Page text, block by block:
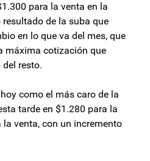
para la venta en la
de la suba que
en lo que va del mes, que
máxima cotización que
resto.
como el más caro de la
tarde en $1.280 para la
venta, con un incremento